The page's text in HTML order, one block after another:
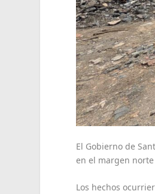
El Gobierno de
en el margen norte
Los hechos